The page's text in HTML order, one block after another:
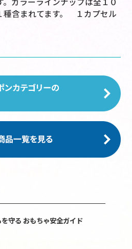
種含まれてます。 １カプセル
守る おもちゃ安全ガイド